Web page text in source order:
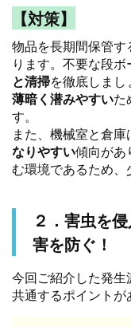
【対策】
物品を長期間保管
ります。不要な段ボ
と清掃を徹底しまし
薄暗く潜みやすいた
す。
また、機械室と倉庫
なりやすい傾向があ
む環境であるため、
２．害虫を
害を防ぐ！
今回ご紹介した発
共通するポイントが